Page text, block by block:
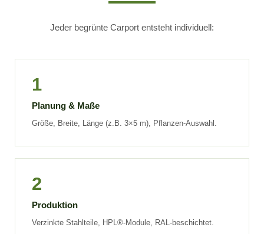
Jeder begrünte Carport entsteht individuell:
1
Planung & Maße
Größe, Breite, Länge (z.B. 3×5 m), Pflanzen-Auswahl.
2
Produktion
Verzinkte Stahlteile, HPL®-Module, RAL-beschichtet.